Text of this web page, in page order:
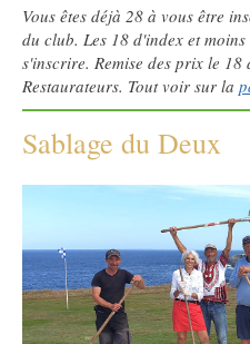
Vous êtes déjà 28 à vous être
du club. Les 18 d'index et
s'inscrire. Remise des prix le 18
Restaurateurs. Tout voir sur la
Sablage du Deux